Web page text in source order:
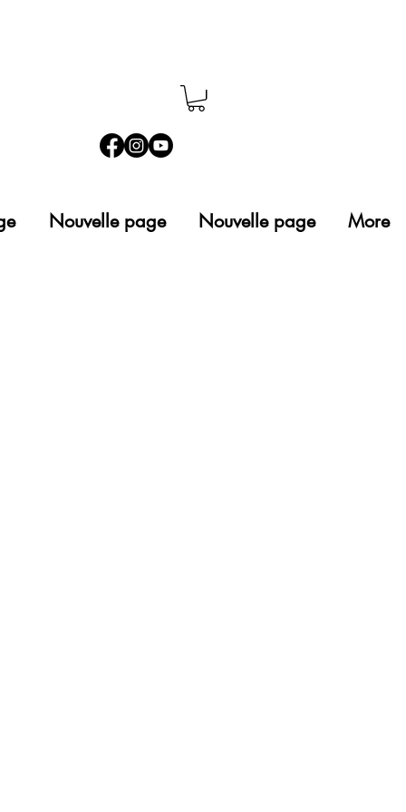
Nouvelle page Nouvelle page More